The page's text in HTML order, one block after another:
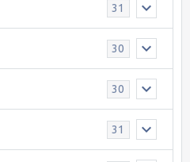
31
30
30
31